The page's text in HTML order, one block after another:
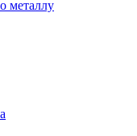
металлу